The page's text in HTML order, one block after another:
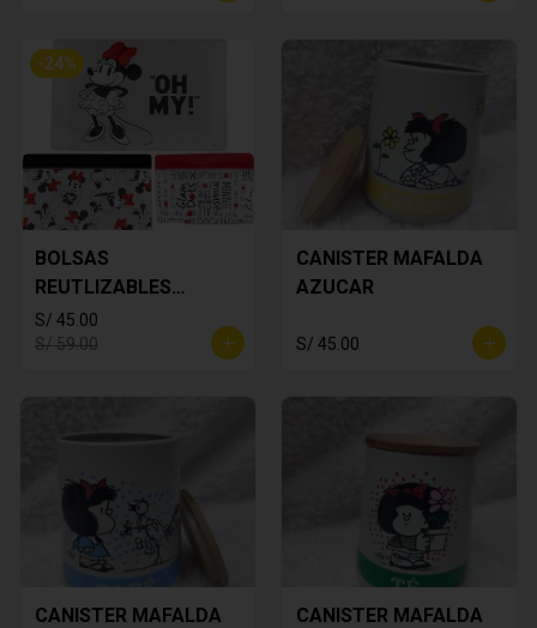
-24%
BOLSAS
REUTLIZABLES
MINNIE MOUSE
S/ 45.00
S/ 59.00
CANISTER MAFALDA
AZUCAR
S/ 45.00
CANISTER MAFALDA
CANISTER MAFALDA